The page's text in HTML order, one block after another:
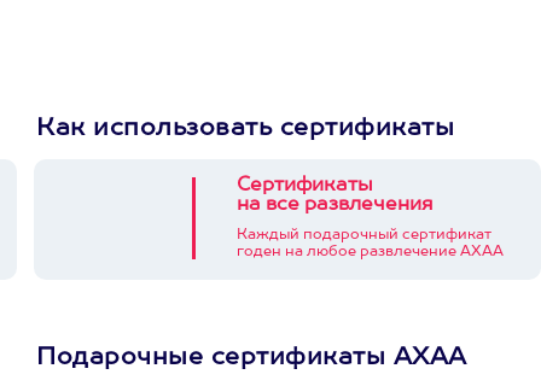
Как использовать сертификаты
Сертификаты
на все развлечения
Каждый подарочный сертификат
годен на любое развлечение АХАА
Подарочные сертификаты АХАА